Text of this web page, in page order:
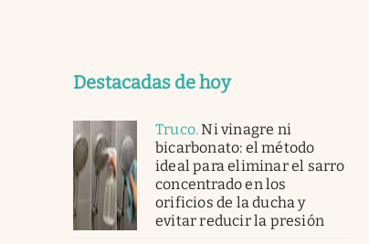
Destacadas de hoy
Truco.Ni vinagre ni
bicarbonato: el método
ideal para eliminar el sarro
concentrado en los
orificios de la ducha y
evitar reducir la presión